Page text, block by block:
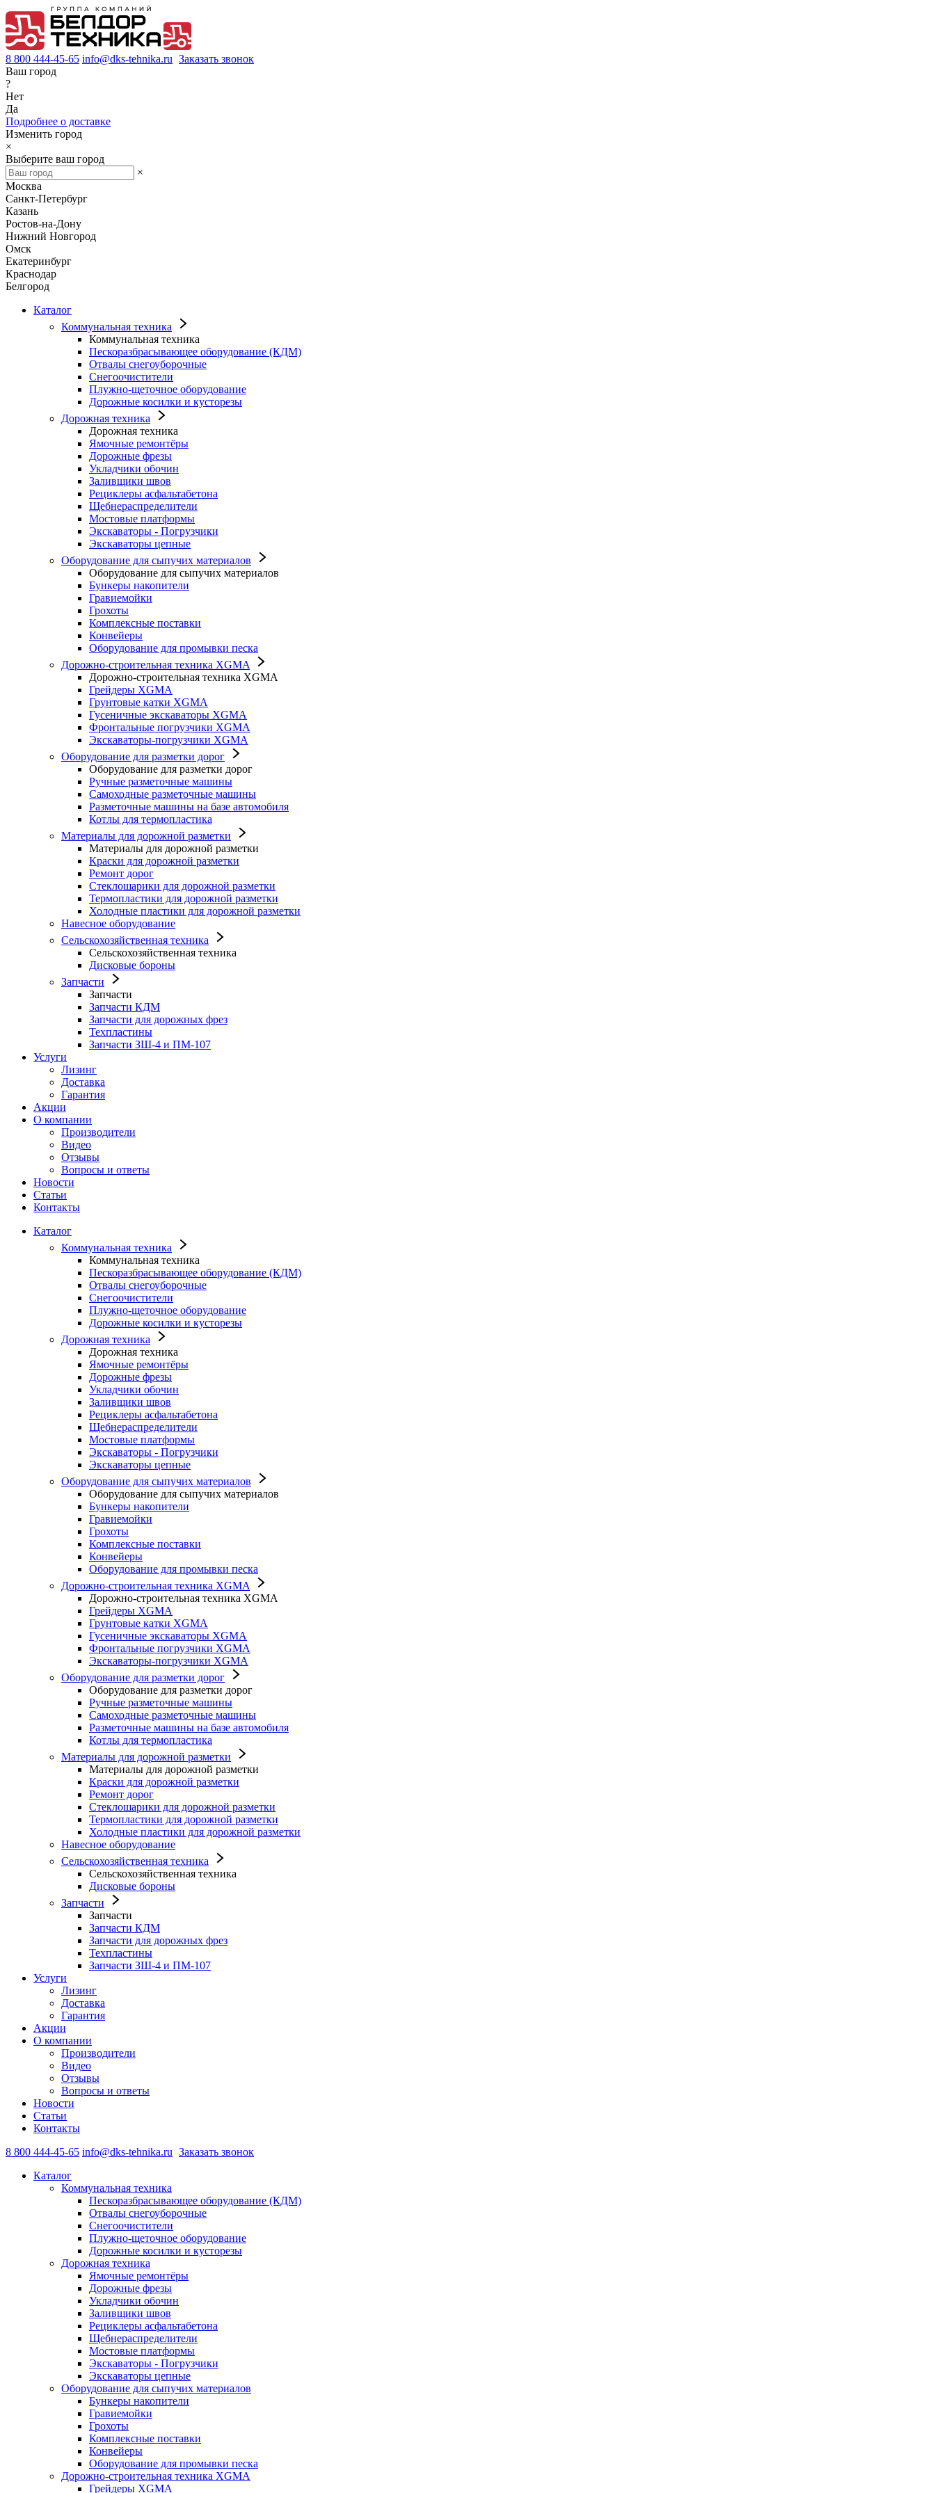
8 800 444-45-65 info@dks-tehnika.ru Заказать звонок
Ваш город
?
Нет
Да
Подробнее о доставке
Изменить город
×
Выберите ваш город
×
Москва
Санкт-Петербург
Казань
Ростов-на-Дону
Нижний Новгород
Омск
Екатеринбург
Краснодар
Белгород
Каталог
Коммунальная техника
Коммунальная техника
Пескоразбрасывающее оборудование (КДМ)
Отвалы снегоуборочные
Снегоочистители
Плужно-щеточное оборудование
Дорожные косилки и кусторезы
Дорожная техника
Дорожная техника
Ямочные ремонтёры
Дорожные фрезы
Укладчики обочин
Заливщики швов
Рециклеры асфальтабетона
Щебнераспределители
Мостовые платформы
Экскаваторы - Погрузчики
Экскаваторы цепные
Оборудование для сыпучих материалов
Оборудование для сыпучих материалов
Бункеры накопители
Гравиемойки
Грохоты
Комплексные поставки
Конвейеры
Оборудование для промывки песка
Дорожно-строительная техника XGMA
Дорожно-строительная техника XGMA
Грейдеры XGMA
Грунтовые катки XGMA
Гусеничные экскаваторы XGMA
Фронтальные погрузчики XGMA
Экскаваторы-погрузчики XGMA
Оборудование для разметки дорог
Оборудование для разметки дорог
Ручные разметочные машины
Самоходные разметочные машины
Разметочные машины на базе автомобиля
Котлы для термопластика
Материалы для дорожной разметки
Материалы для дорожной разметки
Краски для дорожной разметки
Ремонт дорог
Стеклошарики для дорожной разметки
Термопластики для дорожной разметки
Холодные пластики для дорожной разметки
Навесное оборудование
Сельскохозяйственная техника
Сельскохозяйственная техника
Дисковые бороны
Запчасти
Запчасти
Запчасти КДМ
Запчасти для дорожных фрез
Техпластины
Запчасти ЗШ-4 и ПМ-107
Услуги
Лизинг
Доставка
Гарантия
Акции
О компании
Производители
Видео
Отзывы
Вопросы и ответы
Новости
Статьи
Контакты
Каталог
Коммунальная техника
Коммунальная техника
Пескоразбрасывающее оборудование (КДМ)
Отвалы снегоуборочные
Снегоочистители
Плужно-щеточное оборудование
Дорожные косилки и кусторезы
Дорожная техника
Дорожная техника
Ямочные ремонтёры
Дорожные фрезы
Укладчики обочин
Заливщики швов
Рециклеры асфальтабетона
Щебнераспределители
Мостовые платформы
Экскаваторы - Погрузчики
Экскаваторы цепные
Оборудование для сыпучих материалов
Оборудование для сыпучих материалов
Бункеры накопители
Гравиемойки
Грохоты
Комплексные поставки
Конвейеры
Оборудование для промывки песка
Дорожно-строительная техника XGMA
Дорожно-строительная техника XGMA
Грейдеры XGMA
Грунтовые катки XGMA
Гусеничные экскаваторы XGMA
Фронтальные погрузчики XGMA
Экскаваторы-погрузчики XGMA
Оборудование для разметки дорог
Оборудование для разметки дорог
Ручные разметочные машины
Самоходные разметочные машины
Разметочные машины на базе автомобиля
Котлы для термопластика
Материалы для дорожной разметки
Материалы для дорожной разметки
Краски для дорожной разметки
Ремонт дорог
Стеклошарики для дорожной разметки
Термопластики для дорожной разметки
Холодные пластики для дорожной разметки
Навесное оборудование
Сельскохозяйственная техника
Сельскохозяйственная техника
Дисковые бороны
Запчасти
Запчасти
Запчасти КДМ
Запчасти для дорожных фрез
Техпластины
Запчасти ЗШ-4 и ПМ-107
Услуги
Лизинг
Доставка
Гарантия
Акции
О компании
Производители
Видео
Отзывы
Вопросы и ответы
Новости
Статьи
Контакты
8 800 444-45-65 info@dks-tehnika.ru Заказать звонок
Каталог
Коммунальная техника
Пескоразбрасывающее оборудование (КДМ)
Отвалы снегоуборочные
Снегоочистители
Плужно-щеточное оборудование
Дорожные косилки и кусторезы
Дорожная техника
Ямочные ремонтёры
Дорожные фрезы
Укладчики обочин
Заливщики швов
Рециклеры асфальтабетона
Щебнераспределители
Мостовые платформы
Экскаваторы - Погрузчики
Экскаваторы цепные
Оборудование для сыпучих материалов
Бункеры накопители
Гравиемойки
Грохоты
Комплексные поставки
Конвейеры
Оборудование для промывки песка
Дорожно-строительная техника XGMA
Грейдеры XGMA